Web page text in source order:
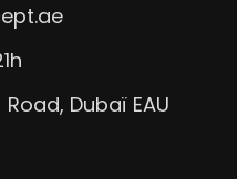
Dubaï EAU